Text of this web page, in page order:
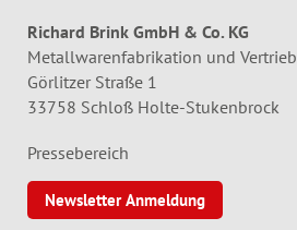
Richard Brink GmbH & Co. KG
Metallwarenfabrikation und Vertrieb
Görlitzer Straße 1
33758 Schloß Holte-Stukenbrock
Pressebereich
Newsletter Anmeldung